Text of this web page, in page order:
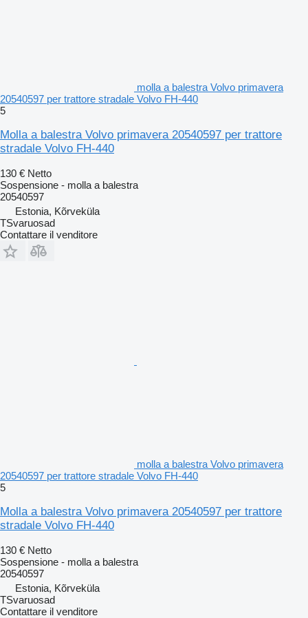
molla a balestra Volvo primavera
20540597 per trattore stradale Volvo FH-440
5
Molla a balestra Volvo primavera 20540597 per trattore
stradale Volvo FH-440
130 € Netto
Sospensione - molla a balestra
20540597
Estonia, Kõrveküla
TSvaruosad
Contattare il venditore
molla a balestra Volvo primavera
20540597 per trattore stradale Volvo FH-440
5
Molla a balestra Volvo primavera 20540597 per trattore
stradale Volvo FH-440
130 € Netto
Sospensione - molla a balestra
20540597
Estonia, Kõrveküla
TSvaruosad
Contattare il venditore